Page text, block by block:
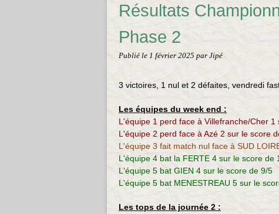
Résultats
Phase 2
Publié le 1 février 2025 par Jipé
3 victoires, 1 nul et 2 défaites, vendredi
Les équipes du week end :
L'équipe 1 perd face à Villefranche/Cher 1
L'équipe 2 perd face à Azé 2 sur le score
L'équipe 3 fait match nul face à SUD
L'équipe 4 bat la FERTE 4 sur le score de
L'équipe 5 bat GIEN 4 sur le score de 9/5
L'équipe 5 bat MENESTREAU 5 sur le
Les tops de la journée 2 :